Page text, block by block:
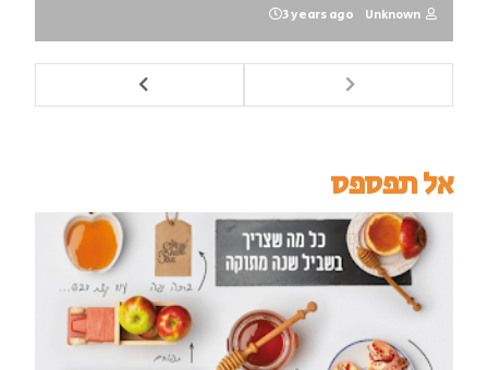
Unknown
3 years ago
אל תפספס